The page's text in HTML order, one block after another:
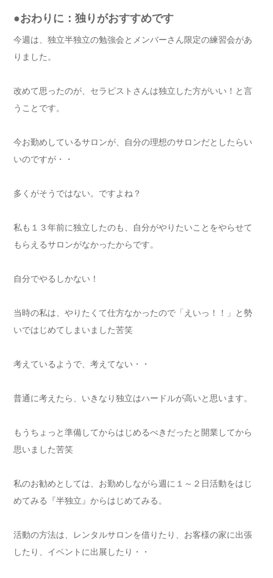
●おわりに：独りがおすすめです
今週は、独立半独立の勉強会とメンバーさん限定の練習会があ
りました。
改めて思ったのが、セラピストさんは独立した方がいい！と言
うことです。
今お勤めしているサロンが、自分の理想のサロンだとしたらい
いのですが・・
多くがそうではない。ですよね？
私も１３年前に独立したのも、自分がやりたいことをやらせて
もらえるサロンがなかったからです。
自分でやるしかない！
当時の私は、やりたくて仕方なかったので「えいっ！！」と勢
いではじめてしまいました苦笑
考えているようで、考えてない・・
普通に考えたら、いきなり独立はハードルが高いと思います。
もうちょっと準備してからはじめるべきだったと開業してから
思いました苦笑
私のお勧めとしては、お勤めしながら週に１～２日活動をはじ
めてみる『半独立』からはじめてみる。
活動の方法は、レンタルサロンを借りたり、お客様の家に出張
したり、イベントに出展したり・・